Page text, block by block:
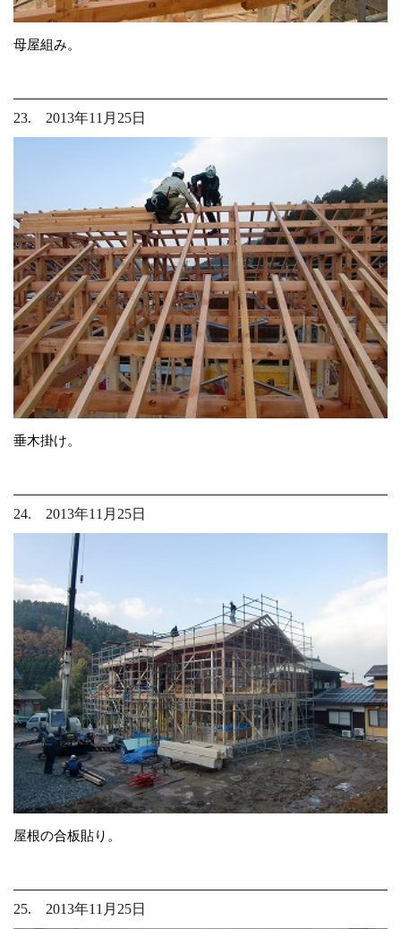
母屋組み。
23. 2013年11月25日
垂木掛け。
24. 2013年11月25日
屋根の合板貼り。
25. 2013年11月25日